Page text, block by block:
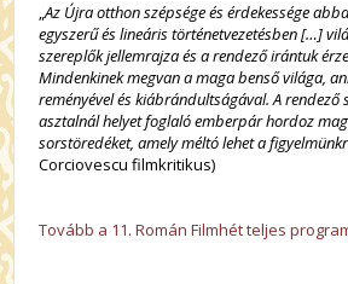
„Az Újra otthon szépsége és érdekessége
egyszerű és lineáris történetvezetésben […]
szereplők jellemrajza és a rendező irántuk
Mindenkinek megvan a maga benső világa,
reményével és kiábrándultságával. A rendező
asztalnál helyet foglaló emberpár hordoz
sorstöredéket, amely méltó lehet a
Corciovescu filmkritikus)
Tovább a 11. Román Filmhét teljes